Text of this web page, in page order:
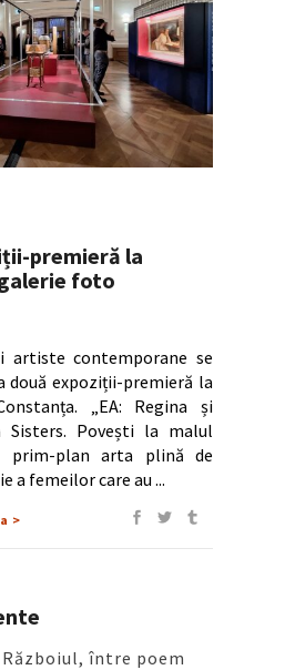
premieră la
foto
artiste contemporane se
două expoziții-premieră la
„EA: Regina și
Sisters. Povești la malul
prim-plan arta plină de
a femeilor care au
>
Războiul, între poem